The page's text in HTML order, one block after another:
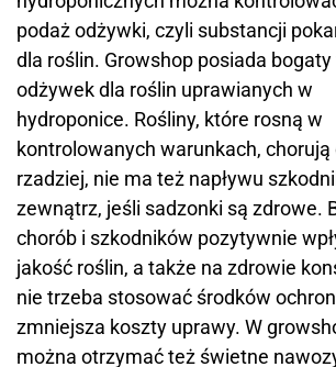
podaż odżywki, czyli substancji
dla roślin. Growshop posiada
odżywek dla roślin uprawianych w
hydroponice. Rośliny, które rosną w
kontrolowanych warunkach, chorują
rzadziej, nie ma też napływu
zewnątrz, jeśli sadzonki są zdrowe.
chorób i szkodników pozytywnie
jakość roślin, a także na zdrowie
nie trzeba stosować środków
zmniejsza koszty uprawy. W
można otrzymać też świetne